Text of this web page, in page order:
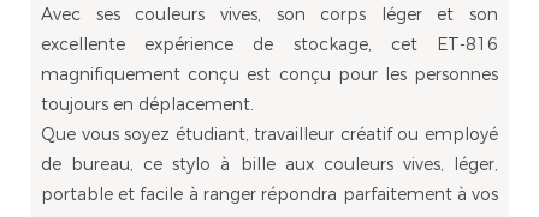
Avec ses couleurs vives, son corps léger et son
excellente expérience de stockage, cet ET-816
magnifiquement conçu est conçu pour les personnes
toujours en déplacement.
Que vous soyez étudiant, travailleur créatif ou employé
de bureau, ce stylo à bille aux couleurs vives, léger,
portable et facile à ranger répondra parfaitement à vos